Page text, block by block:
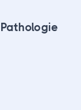
Pathologie